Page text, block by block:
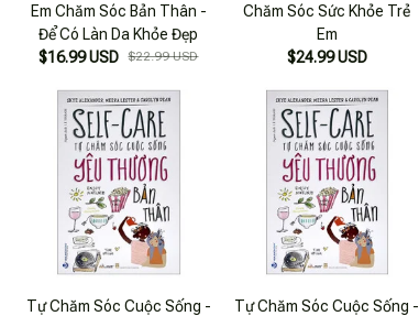
Em Chăm Sóc Bản Thân -
Để Có Làn Da Khỏe Đẹp
$16.99 USD
$22.99 USD
Chăm Sóc Sức Khỏe Trẻ
Em
$24.99 USD
Tự Chăm Sóc Cuộc Sống -
Tự Chăm Sóc Cuộc Sống -